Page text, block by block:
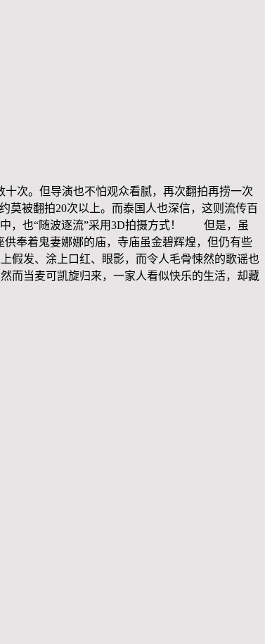
次。但导演也不怕观众看腻，再次翻拍再捞一次
被翻拍20次以上。而泰国人也深信，这则流传百
，也“随波逐流”采用3D拍摄方式！ 但是，虽
奉着鬼妻娜娜的庙，寺庙虽金碧辉煌，但仍有些
假发、涂上口红、眼影，而令人毛骨悚然的歌谣也
当麦可凯旋归来，一家人看似快乐的生活，却藏